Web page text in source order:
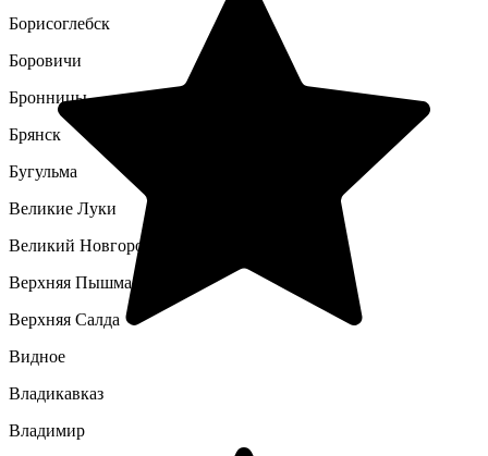
Борисоглебск
Боровичи
Бронницы
Брянск
Бугульма
Великие Луки
Великий Новгород
Верхняя Пышма
Верхняя Салда
Видное
Владикавказ
Владимир